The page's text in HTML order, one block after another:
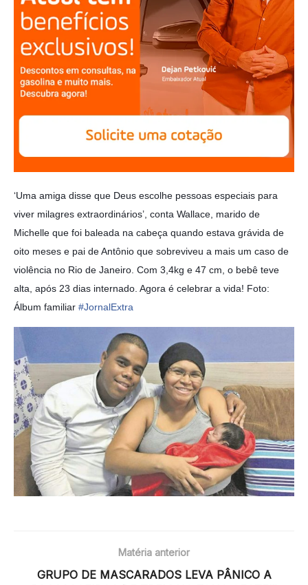
‘Uma amiga disse que Deus escolhe pessoas especiais para
viver milagres extraordinários’, conta Wallace, marido de
Michelle que foi baleada na cabeça quando estava grávida de
oito meses e pai de Antônio que sobreviveu a mais um caso de
violência no Rio de Janeiro. Com 3,4kg e 47 cm, o bebê teve
alta, após 23 dias internado. Agora é celebrar a vida! Foto:
Álbum familiar #JornalExtra
Matéria anterior
GRUPO DE MASCARADOS LEVA PÂNICO A